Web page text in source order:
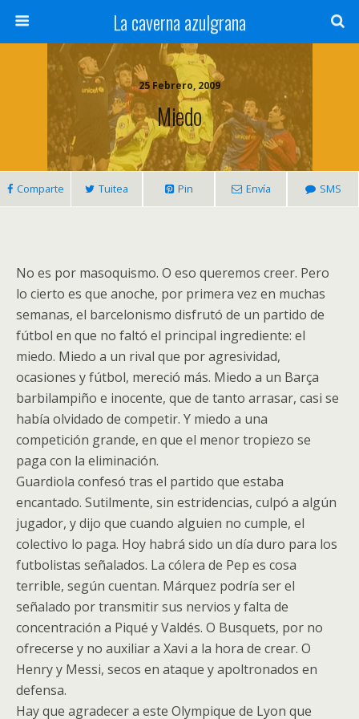
La caverna azulgrana
25 Febrero, 2009
Miedo
Comparte Tuitea Pin Envía SMS
No es por masoquismo. O eso queremos creer. Pero
lo cierto es que anoche, por primera vez en muchas
semanas, el barcelonismo disfrutó de un partido de
fútbol en que no faltó el principal ingrediente: el
miedo. Miedo a un rival que por agresividad,
ocasiones y fútbol, mereció más. Miedo a un Barça
barbilampiño e inocente, que de tanto arrasar, casi se
había olvidado de competir. Y miedo a una
competición grande, en que el menor tropiezo se
paga con la eliminación.
Guardiola confesó tras el partido que estaba
encantado. Sutilmente, sin estridencias, culpó a algún
jugador, y dijo que cuando alguien no cumple, el
colectivo lo paga. Hoy habrá sido un día duro para los
futbolistas señalados. La cólera de Pep es cosa
terrible, según cuentan. Márquez podría ser el
señalado por transmitir sus nervios y falta de
concentración a Piqué y Valdés. O Busquets, por no
ofrecerse y no auxiliar a Xavi a la hora de crear. O
Henry y Messi, secos en ataque y apoltronados en
defensa.
Hay que agradecer a este Olympique de Lyon que